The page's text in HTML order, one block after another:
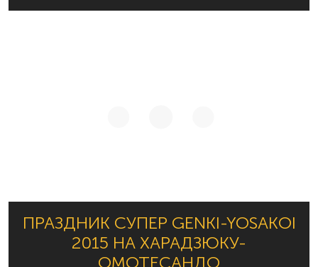
ПРАЗДНИК СУПЕР GENKI-YOSAKOI
2015 НА ХАРАДЗЮКУ-
ОМОТЕСАНДО